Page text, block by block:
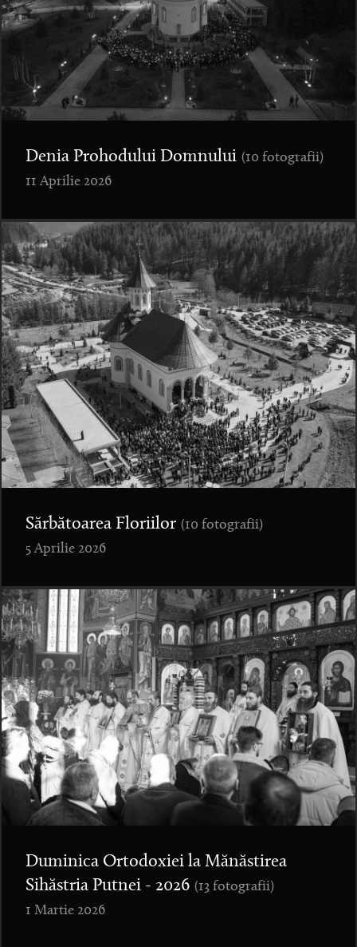
Denia Prohodului Domnului (10 fotografii)
11 Aprilie 2026
Sărbătoarea Floriilor (10 fotografii)
5 Aprilie 2026
Duminica Ortodoxiei la Mănăstirea
Sihăstria Putnei - 2026 (13 fotografii)
1 Martie 2026